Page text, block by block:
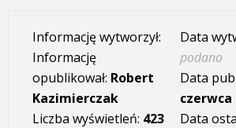
Informację wytworzył:
Informację
opublikował: Robert
Kazimierczak
Liczba wyświetleń: 423
Data
podano
Data
czerwca
Data